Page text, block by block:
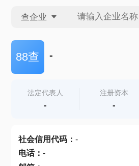
查企业
查企业
查产地
88查 -
法定代表人
-
注册资本
-
社会信用代码： -
电话： -